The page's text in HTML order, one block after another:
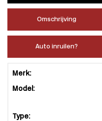
Omschrijving
Auto inruilen?
Merk:
Model:
Type: